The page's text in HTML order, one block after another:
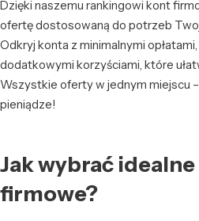
Dzięki naszemu rankingowi kont
ofertę dostosowaną do potrzeb
Odkryj konta z minimalnymi
dodatkowymi korzyściami, które
Wszystkie oferty w jednym miejscu
pieniądze!
Jak wybrać
firmowe?